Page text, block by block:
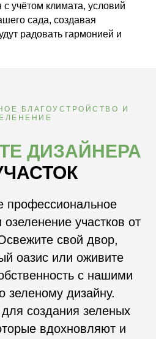
учётом климата, условий
сада, создавая
радовать гармонией и
БЛАГОУСТРОЙСТВО И
ДИЗАЙНЕРА
профессиональное
озеленение участков от
свой двор,
оазис или оживите
с нашими
зеленому дизайну.
создания зеленых
вдохновляют и